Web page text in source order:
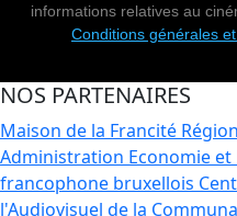
informations relatives au
Conditions générales
NOS PARTENAIRES
Maison de la Francité
Administration Economie et
francophone bruxellois
l'Audiovisuel de la